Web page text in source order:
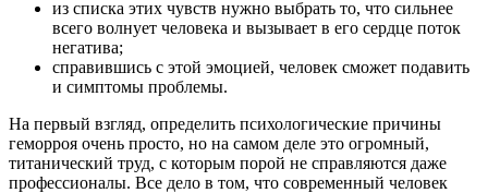
из списка этих чувств нужно выбрать то, что сильнее
всего волнует человека и вызывает в его сердце поток
негатива;
справившись с этой эмоцией, человек сможет подавить
и симптомы проблемы.
На первый взгляд, определить психологические причины
геморроя очень просто, но на самом деле это огромный,
титанический труд, с которым порой не справляются даже
профессионалы. Все дело в том, что современный человек